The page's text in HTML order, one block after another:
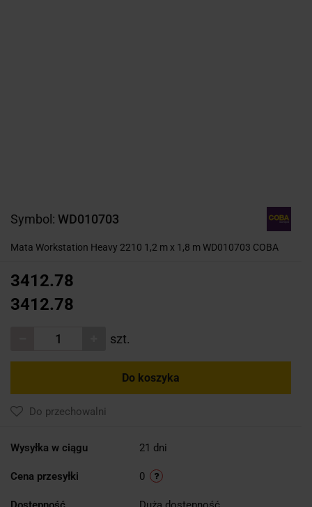
Symbol: WD010703
Mata Workstation Heavy 2210 1,2 m x 1,8 m WD010703 COBA
3412.78
3412.78
szt.
Do koszyka
Do przechowalni
Wysyłka w ciągu 21 dni
Cena przesyłki 0